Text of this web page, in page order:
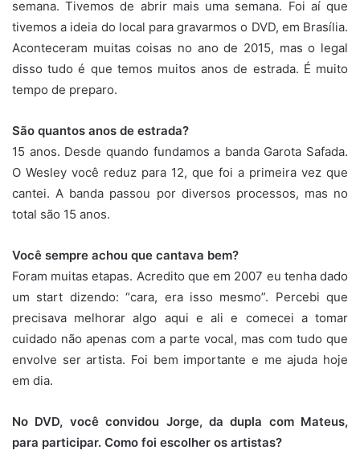
semana. Tivemos de abrir mais uma semana. Foi aí que
tivemos a ideia do local para gravarmos o DVD, em Brasília.
Aconteceram muitas coisas no ano de 2015, mas o legal
disso tudo é que temos muitos anos de estrada. É muito
tempo de preparo.
São quantos anos de estrada?
15 anos. Desde quando fundamos a banda Garota Safada.
O Wesley você reduz para 12, que foi a primeira vez que
cantei. A banda passou por diversos processos, mas no
total são 15 anos.
Você sempre achou que cantava bem?
Foram muitas etapas. Acredito que em 2007 eu tenha dado
um start dizendo: “cara, era isso mesmo”. Percebi que
precisava melhorar algo aqui e ali e comecei a tomar
cuidado não apenas com a parte vocal, mas com tudo que
envolve ser artista. Foi bem importante e me ajuda hoje
em dia.
No DVD, você convidou Jorge, da dupla com Mateus,
para participar. Como foi escolher os artistas?